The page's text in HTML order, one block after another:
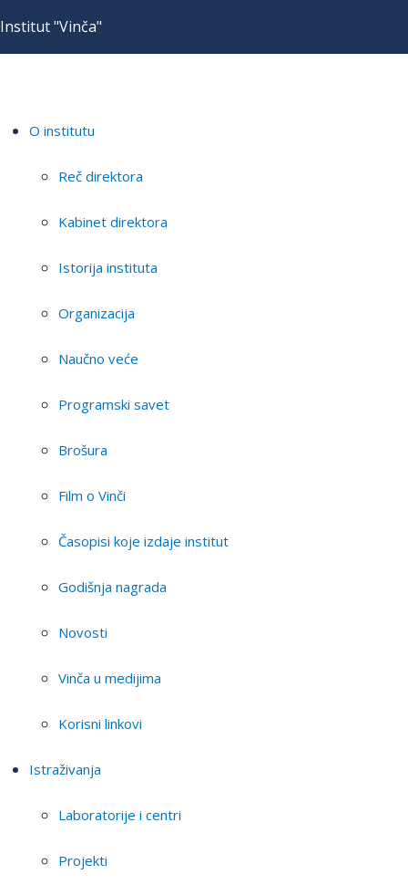
Institut "Vinča"
O institutu
Reč direktora
Kabinet direktora
Istorija instituta
Organizacija
Naučno veće
Programski savet
Brošura
Film o Vinči
Časopisi koje izdaje institut
Godišnja nagrada
Novosti
Vinča u medijima
Korisni linkovi
Istraživanja
Laboratorije i centri
Projekti